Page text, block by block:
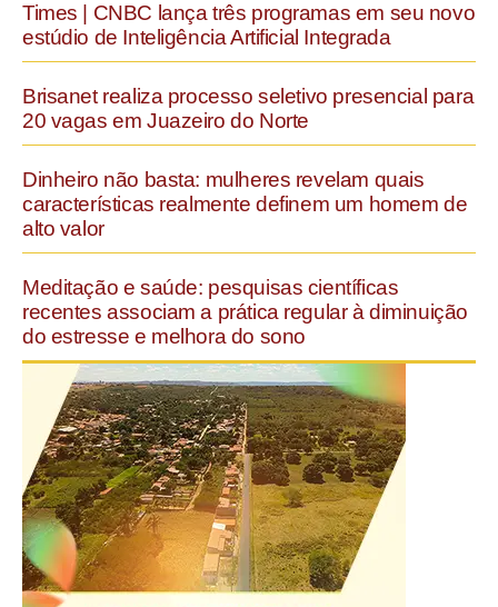
Times | CNBC lança três programas em seu novo
estúdio de Inteligência Artificial Integrada
Brisanet realiza processo seletivo presencial para
20 vagas em Juazeiro do Norte
Dinheiro não basta: mulheres revelam quais
características realmente definem um homem de
alto valor
Meditação e saúde: pesquisas científicas
recentes associam a prática regular à diminuição
do estresse e melhora do sono